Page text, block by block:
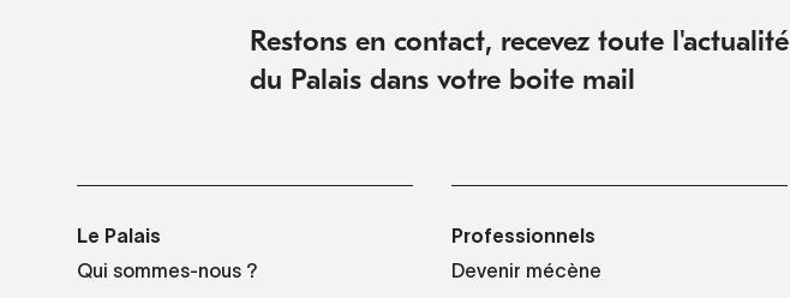
Restons en contact, recevez toute l'actualité
du Palais dans votre boite mail
Le Palais
Qui sommes-nous ?
Professionnels
Devenir mécène